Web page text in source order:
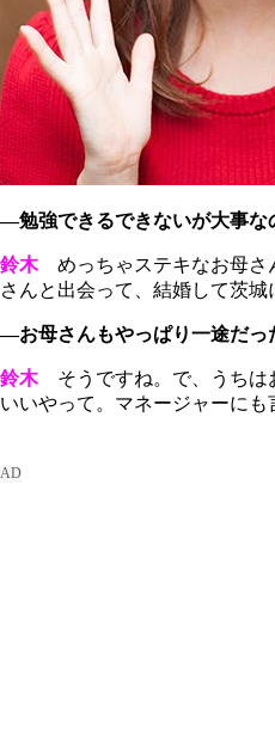
―勉強できるできないが大事な
鈴木めっちゃステキなお母さ
さんと出会って、結婚して茨城
―お母さんもやっぱり一途だっ
鈴木
そうですね。で、うち
いいやって。マネージャーにも